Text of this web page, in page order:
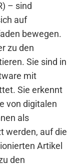
– sind
auf
bewegen.
zu den
Sie sind in
mit
Sie erkennt
von digitalen
als
werden, auf die
Artikel
den